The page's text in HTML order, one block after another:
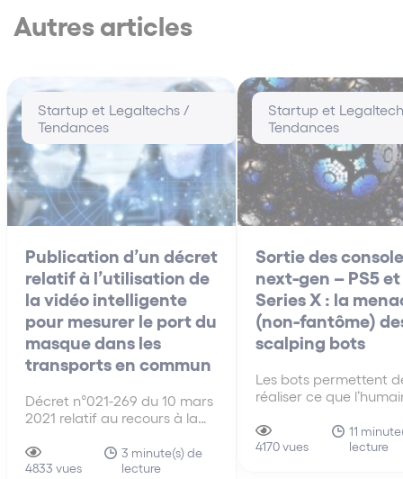
Autres articles
Startup et Legaltechs /
Tendances
Publication d’un décret
relatif à l’utilisation de
la vidéo intelligente
pour mesurer le port du
masque dans les
transports en commun
Décret n°021-269 du 10 mars
2021 relatif au recours à la
mesurer le taux de port de
masque dans les transports
4833 vues
3 minute(s) de
lecture
Startup et
Tendances
Sortie des
next-gen – PS5
Series X : la
(non-fantôme)
scalping bots
Les bots permettent
réaliser ce que
nombre d’actions
temps très court voire
4170 vues
11
lecture